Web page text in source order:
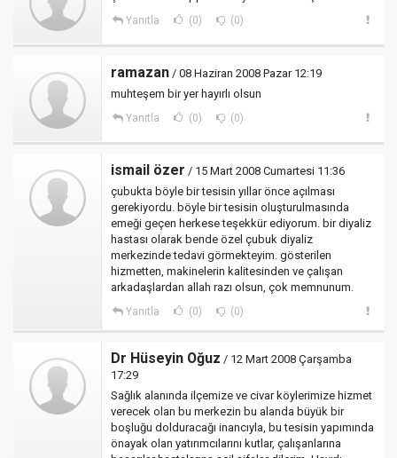
Yanıtla (0) (0)
ramazan / 08 Haziran 2008 Pazar 12:19
muhteşem bir yer hayırlı olsun
Yanıtla (0) (0)
ismail özer / 15 Mart 2008 Cumartesi 11:36
çubukta böyle bir tesisin yıllar önce açılması
gerekiyordu. böyle bir tesisin oluşturulmasında
emeği geçen herkese teşekkür ediyorum. bir diyaliz
hastası olarak bende özel çubuk diyaliz
merkezinde tedavi görmekteyim. gösterilen
hizmetten, makinelerin kalitesinden ve çalışan
arkadaşlardan allah razı olsun, çok memnunum.
Yanıtla (0) (0)
Dr Hüseyin Oğuz / 12 Mart 2008 Çarşamba
17:29
Sağlık alanında ilçemize ve civar köylerimize hizmet
verecek olan bu merkezin bu alanda büyük bir
boşluğu dolduracağı inancıyla, bu tesisin yapımında
önayak olan yatırımcılarını kutlar, çalışanlarına